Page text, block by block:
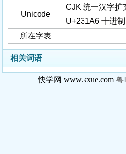
Unicode
CJK 统一汉字扩
U+231A6 十进
所在字表
相关词语
快学网 www.kxue.com 粤